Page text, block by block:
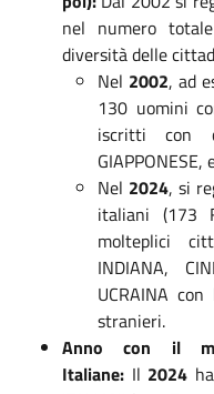
nel numero
diversità delle
Nel 2002, ad
130 uomini
iscritti con
GIAPPONESE,
Nel 2024, si
italiani (173
molteplici
INDIANA,
UCRAINA
stranieri.
Anno con il
Italiane: Il 2024